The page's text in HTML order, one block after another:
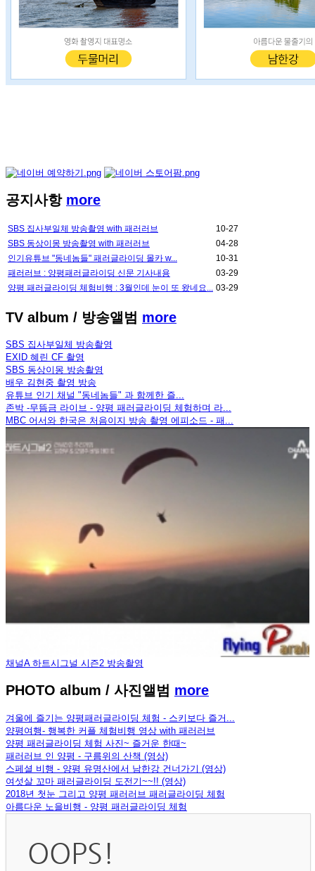
공지사항 more
SBS 집사부일체 방송촬영 with 패러러브
10-27
SBS 동상이몽 방송촬영 with 패러러브
04-28
인기유튜브 "동네놈들" 패러글라이딩 몰카 w...
10-31
패러러브 : 양평패러글라이딩 신문 기사내용
03-29
양평 패러글라이딩 체험비행 : 3월인데 눈이 또 왔네요... 03-29
TV album / 방송앨범 more
SBS 집사부일체 방송촬영
EXID 혜린 CF 촬영
SBS 동상이몽 방송촬영
배우 김현중 촬영 방송
유튜브 인기 채널 "동네놈들" 과 함께한 즐...
존박 -무뜸금 라이브 - 양평 패러글라이딩 체험하며 라...
MBC 어서와 한국은 처음이지 방송 촬영 에피소드 - 패...
채널A 하트시그널 시즌2 방송촬영
PHOTO album / 사진앨범 more
겨울에 즐기는 양평패러글라이딩 체험 - 스키보다 즐거...
양평여행- 행복한 커플 체험비행 영상 with 패러러브
양평 패러글라이딩 체험 사진~ 즐거운 한때~
패러러브 인 양평 - 구름위의 산책 (영상)
스페셜 비행 - 양평 유명산에서 남한강 건너가기 (영상)
여섯살 꼬마 패러글라이딩 도전기~~!! (영상)
2018년 첫눈 그리고 양평 패러러브 패러글라이딩 체험
아름다운 노을비행 - 양평 패러글라이딩 체험
OOPS!